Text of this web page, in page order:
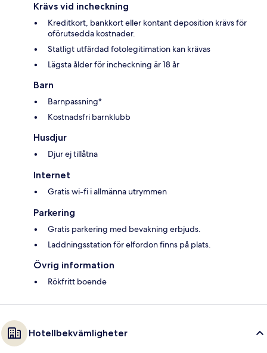
Krävs vid incheckning
Kreditkort, bankkort eller kontant deposition krävs för
oförutsedda kostnader.
Statligt utfärdad fotolegitimation kan krävas
Lägsta ålder för incheckning är 18 år
Barn
Barnpassning*
Kostnadsfri barnklubb
Husdjur
Djur ej tillåtna
Internet
Gratis wi-fi i allmänna utrymmen
Parkering
Gratis parkering med bevakning erbjuds.
Laddningsstation för elfordon finns på plats.
Övrig information
Rökfritt boende
Hotellbekvämligheter